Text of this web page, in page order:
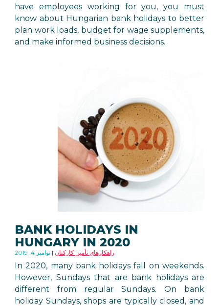
have employees working for you, you must
know about Hungarian bank holidays to better
plan work loads, budget for wage supplements,
and make informed business decisions.
BANK HOLIDAYS IN
HUNGARY IN 2020
نوامبر 4, 2019 راهکارهای تأمین کارکنان
In 2020, many bank holidays fall on weekends.
However, Sundays that are bank holidays are
different from regular Sundays. On bank
holiday Sundays, shops are typically closed, and